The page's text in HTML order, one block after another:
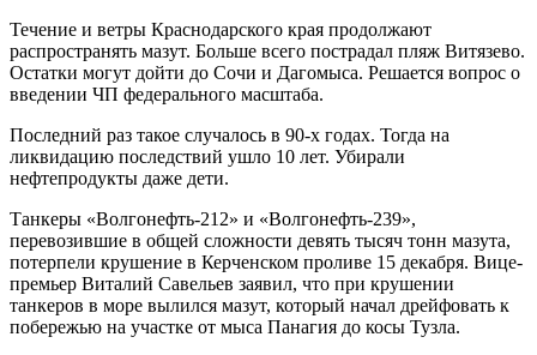
Течение и ветры Краснодарского края продолжают
распространять мазут. Больше всего пострадал пляж Витязево.
Остатки могут дойти до Сочи и Дагомыса. Решается вопрос о
введении ЧП федерального масштаба.
Последний раз такое случалось в 90-х годах. Тогда на
ликвидацию последствий ушло 10 лет. Убирали
нефтепродукты даже дети.
Танкеры «Волгонефть-212» и «Волгонефть-239»,
перевозившие в общей сложности девять тысяч тонн мазута,
потерпели крушение в Керченском проливе 15 декабря. Вице-
премьер Виталий Савельев заявил, что при крушении
танкеров в море вылился мазут, который начал дрейфовать к
побережью на участке от мыса Панагия до косы Тузла.